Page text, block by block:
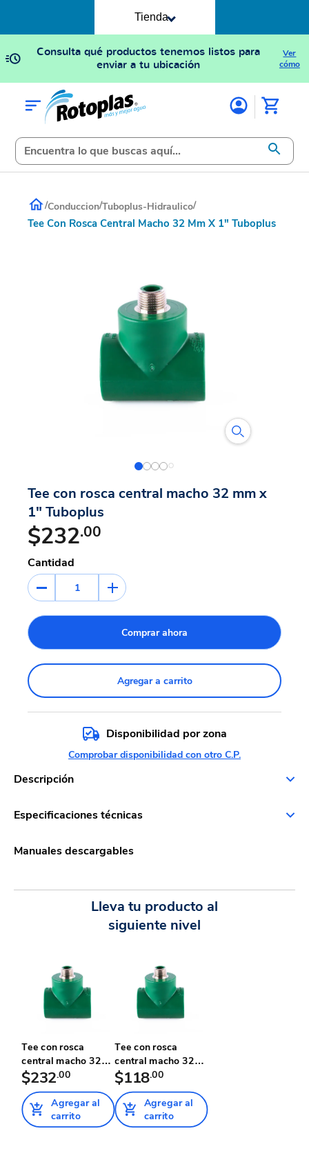
Tienda
Consulta qué productos tenemos listos para
enviar a tu ubicación
Ver
cómo
/Conduccion/Tuboplus-Hidraulico/
Tee Con Rosca Central Macho 32 Mm X 1" Tuboplus
Tee con rosca central macho 32 mm x
1" Tuboplus
$232.00
Cantidad
1
Comprar ahora
Agregar a carrito
Disponibilidad por zona
Comprobar disponibilidad con otro C.P.
Descripción
Especificaciones técnicas
Manuales descargables
Lleva tu producto al
siguiente nivel
Tee con rosca
central macho 32
mm x 1" T...
$232.00
Agregar al
carrito
Tee con rosca
central macho 32
mm x 1/2"...
$118.00
Agregar al
carrito